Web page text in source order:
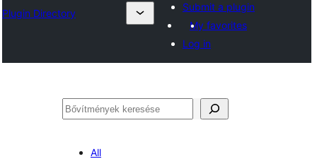
Plugin Directory
Submit a plugin
My favorites
Log in
Keresés
All